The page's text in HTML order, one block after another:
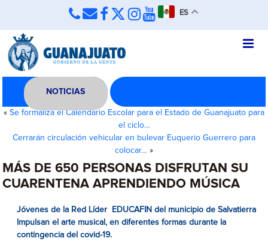
ES
NOTICIAS
« Se formaliza el Calendario Escolar para el Estado de Guanajuato para
el ciclo…
Cerrarán circulación vehicular en bulevar Euquerio Guerrero para
colocar… »
MÁS DE 650 PERSONAS DISFRUTAN SU
CUARENTENA APRENDIENDO MÚSICA
Jóvenes de la Red Líder EDUCAFIN del municipio de Salvatierra
Impulsan el arte musical, en diferentes formas durante la
contingencia del covid-19.